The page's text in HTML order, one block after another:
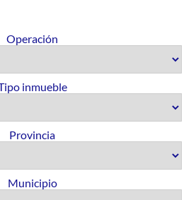
Operación
inmueble
Provincia
Municipio